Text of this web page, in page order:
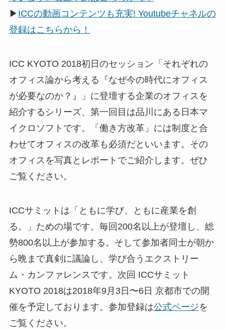
▶ ICCの動画コンテンツも充実! Youtubeチャネルの
登録はこちらから！
ICC KYOTO 2018初日のセッション「それぞれの
オフィス論から考える『なぜ今の時代にオフィス
が必要なのか？』」に登壇する企業のオフィスを
紹介するシリーズ、第一回目は品川にある日本マ
イクロソフトです。「働き方改革」には制度と合
わせてオフィスの改革も必須だといいます。その
オフィスを写真とレポートでご紹介します。ぜひ
ご覧ください。
ICCサミットは「ともに学び、ともに産業を創
る。」ための場です。毎回200名以上が登壇し、総
勢800名以上が参加する。そして参加者同士が朝か
ら晩まで真剣に議論し、学び合うエクストリー
ム・カンファレンスです。次回 ICCサミット
KYOTO 2018は2018年9月3日〜6日 京都市での開
催を予定しております。参加登録は公式ページを
ご覧ください。